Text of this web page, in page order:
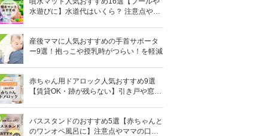
水遊びに】水道代はいくら？ 注意点やデ
産後ママに人気おすすめの手首サポータ
ー9選！抱っこや授乳時がつらい！を軽減
赤ちゃん用ドアロック人気おすすめ9選
【賃貸OK・跡が残らない】引き戸や窓対
バススタンドのおすすめ5選【赤ちゃんと
のワンオペ風呂に】注意点やママの口コ